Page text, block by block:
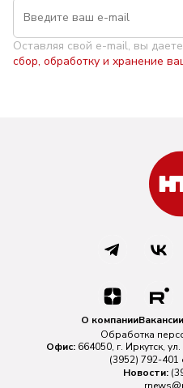
Оставляя свой e-mail, вы
сбор, обработку и хранение
О компанииВакансии
Обработка
Офис: 664050, г. Иркутск,
(3952) 792-401
Новости: